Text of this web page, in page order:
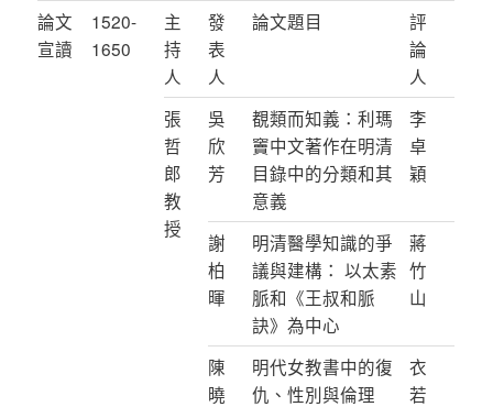
論文
宣讀
1520-
1650
主
持
人
發
表
人
論文題目
評
論
人
張
哲
郎
教
授
吳
欣
芳
覩類而知義：利瑪
竇中文著作在明清
目錄中的分類和其
意義
李
卓
穎
謝
柏
暉
明清醫學知識的爭
議與建構： 以太素
脈和《王叔和脈
訣》為中心
蔣
竹
山
陳
曉
明代女教書中的復
仇、性別與倫理
衣
若